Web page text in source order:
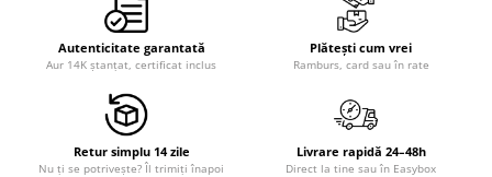
Autenticitate garantată
Aur 14K ștanțat, certificat inclus
Plătești cum vrei
Ramburs, card sau în rate
Retur simplu 14 zile
Nu ți se potrivește? Îl trimiți înapoi
Livrare rapidă 24–48h
Direct la tine sau în Easybox